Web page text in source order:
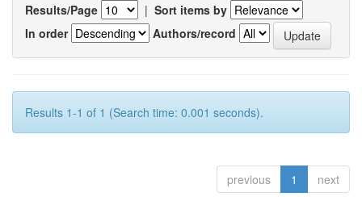
Results/Page | Sort items by
In order
Authors/record
Results 1-1 of 1 (Search time: 0.001 seconds).
previous 1 next